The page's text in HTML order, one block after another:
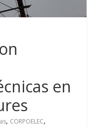
en
, CORPOELEC,